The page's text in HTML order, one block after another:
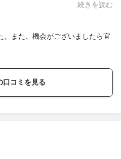
も丁寧ですごく綺麗に設置をして
会があればお願いしたいで
続きを読む
。また、機会がございましたら宜
口コミを見る